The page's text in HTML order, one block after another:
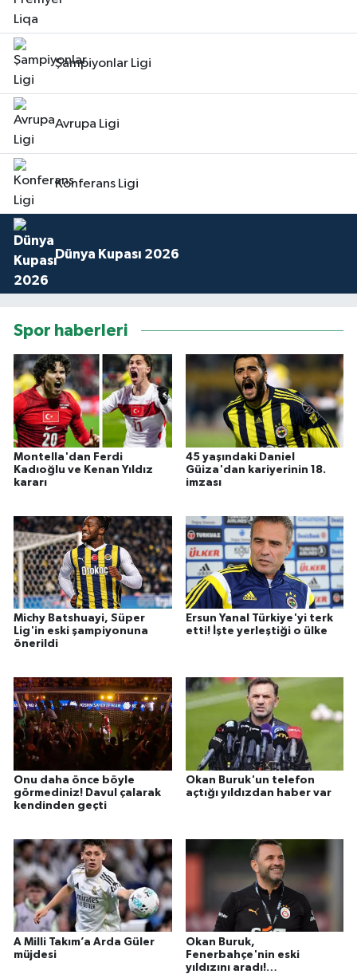
Şampiyonlar Ligi
Avrupa Ligi
Konferans Ligi
Dünya Kupası 2026
Spor haberleri
Montella'dan Ferdi
Kadıoğlu ve Kenan Yıldız
kararı
45 yaşındaki Daniel
Güiza'dan kariyerinin 18.
imzası
Michy Batshuayi, Süper
Lig'in eski şampiyonuna
önerildi
Ersun Yanal Türkiye'yi terk
etti! İşte yerleştiği o ülke
Onu daha önce böyle
görmediniz! Davul çalarak
kendinden geçti
Okan Buruk'un telefon
açtığı yıldızdan haber var
A Milli Takım’a Arda Güler
müjdesi
Okan Buruk,
Fenerbahçe'nin eski
yıldızını aradı!